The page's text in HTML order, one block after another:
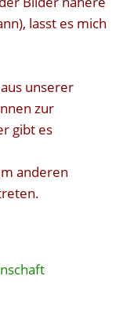
lasst es mich
unserer
zur
gibt es
anderen